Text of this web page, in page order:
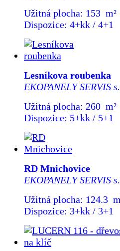
Užitná plocha: 153 m²
Dispozice: 4+kk / 4+1
Lesníkova roubenka
EKOPANELY SERVIS
Užitná plocha: 260 m²
Dispozice: 5+kk / 5+1
RD Mnichovice
EKOPANELY SERVIS
Užitná plocha: 124.3
Dispozice: 3+kk / 3+1